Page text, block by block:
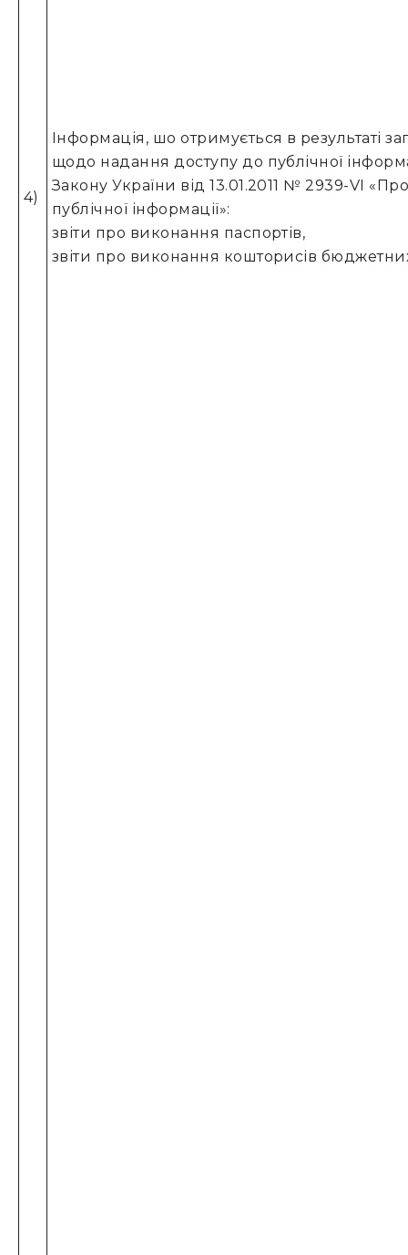
4)
Інформація, шо отримується в результаті
щодо надання доступу до публічної
Закону України від 13.01.2011 № 2939-VI
публічної інформації»:
звіти про виконання паспортів,
звіти про виконання кошторисів